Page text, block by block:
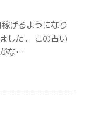
げるようになり
した。 この占い
な…